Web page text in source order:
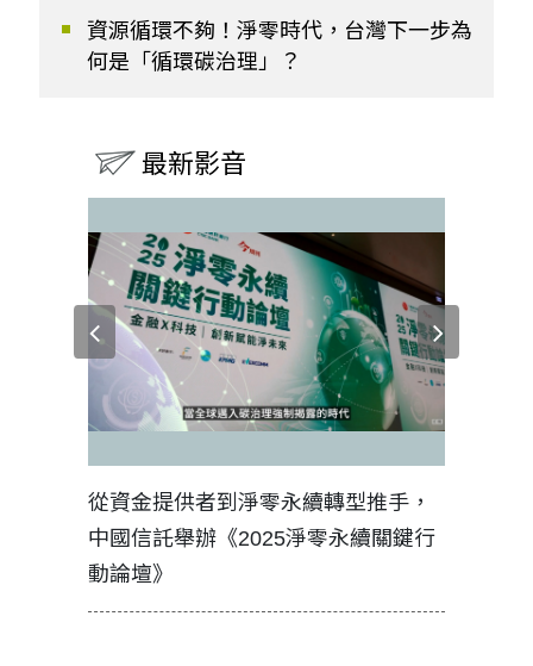
資源循環不夠！淨零時代，台灣下一步為
何是「循環碳治理」？
最新影音
從資金提供者到淨零永續轉型推手，
中國信託舉辦《2025淨零永續關鍵行
動論壇》